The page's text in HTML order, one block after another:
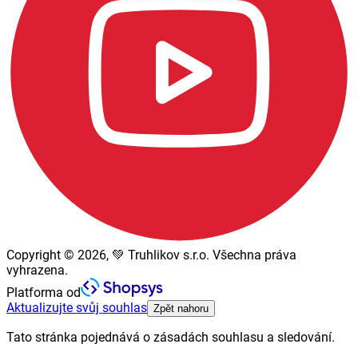
Copyright © 2026, 💚 Truhlikov s.r.o. Všechna práva
vyhrazena.
Platforma od
Aktualizujte svůj souhlas Zpět nahoru
Tato stránka pojednává o zásadách souhlasu a sledování.